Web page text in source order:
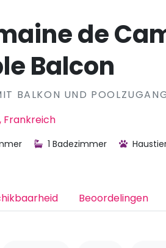
de
Balcon
BALKON UND
Frankreich
1 Badezimmer
Beoordelingen